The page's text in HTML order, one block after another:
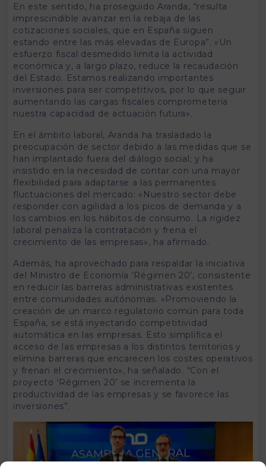
En este sentido, ha proseguido Aranda, “resulta
imprescindible avanzar en la rebaja de las
cotizaciones sociales, que en España siguen
estando entre las más elevadas de Europa”. «Un
esfuerzo fiscal desmedido limita la actividad
económica y, a largo plazo, reduce la recaudación
del Estado. Estamos realizando importantes
inversiones para ser competitivos, por lo que seguir
aumentando las cargas fiscales comprometería
nuestra capacidad de actuación futura».
En el ámbito laboral, Aranda ha trasladado la
preocupación de sector debido a las medidas que se
han implantado fuera del diálogo social; y ha
insistido en la necesidad de contar con una mayor
flexibilidad para adaptarse a las permanentes
fluctuaciones del mercado: «Nuestro sector debe
responder con agilidad a los picos de demanda y a
los cambios en los hábitos de consumo. La rigidez
laboral penaliza la contratación y frena el
crecimiento de las empresas», ha afirmado.
Además, ha aprovechado para respaldar la iniciativa
del Ministro de Economía ‘Régimen 20’, consistente
en reducir las barreras administrativas existentes
entre comunidades autónomas. «Promoviendo la
creación de un marco regulatorio común para toda
España, se está inyectando competitividad
automática en las empresas. Esto simplifica el
acceso de las empresas a los distintos territorios y
elimina barreras que encarecen los costes operativos
y frenan el crecimiento», ha señalado. “Con el
proyecto ‘Régimen 20’ se incrementa la
productividad de las empresas y se favorece las
inversiones”.